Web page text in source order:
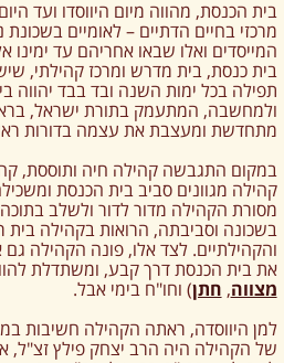
מרכזי בחיים הדתיים – לאומיים
המייסדים ואלו שבאו אחריהם עד
בית כנסת, בית מדרש ומרכז קהילתי,
תפילה בכל ימות השנה ובד בבד יהווה
ולמחשבה, המתעמק בתורת ישראל,
מתחדשת ומעצבת את עצמה בדורות
במקום התגבשה קהילה חיה ותוססת,
קהילה מגוונים סביב בית הכנסת
מסורת הקהילה מדור לדור ולשלב
בשכונה וסביבתה, הרואות בקהילה בית
והקהילתיים. לצד אלו, פונה הקהילה
את בית הכנסת דרך קבע, ומשתדלת
מצווה, חתן) וחו"ח בימי אבל.
למן היווסדה, ראתה הקהילה חשיבות
של הקהילה היה הרב יצחק פילץ זצ"ל,